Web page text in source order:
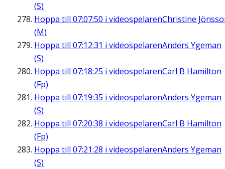
(S)
Hoppa till 07:07:50 i videospelarenChristine
(M)
Hoppa till 07:12:31 i videospelarenAnders Ygeman
(S)
Hoppa till 07:18:25 i videospelarenCarl B Hamilton
(Fp)
Hoppa till 07:19:35 i videospelarenAnders Ygeman
(S)
Hoppa till 07:20:38 i videospelarenCarl B Hamilton
(Fp)
Hoppa till 07:21:28 i videospelarenAnders Ygeman
(S)